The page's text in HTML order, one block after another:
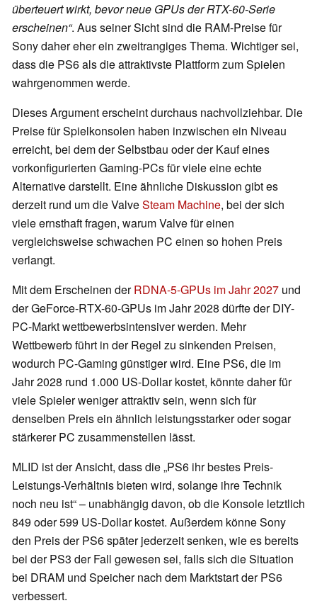
überteuert wirkt, bevor neue GPUs der RTX-60-Serie
erscheinen“. Aus seiner Sicht sind die RAM-Preise für
Sony daher eher ein zweitrangiges Thema. Wichtiger sei,
dass die PS6 als die attraktivste Plattform zum Spielen
wahrgenommen werde.
Dieses Argument erscheint durchaus nachvollziehbar. Die
Preise für Spielkonsolen haben inzwischen ein Niveau
erreicht, bei dem der Selbstbau oder der Kauf eines
vorkonfigurierten Gaming-PCs für viele eine echte
Alternative darstellt. Eine ähnliche Diskussion gibt es
derzeit rund um die ValveSteam Machine, bei der sich
viele ernsthaft fragen, warum Valve für einen
vergleichsweise schwachen PC einen so hohen Preis
verlangt.
Mit dem Erscheinen derRDNA-5-GPUs im Jahr 2027 und
der GeForce-RTX-60-GPUs im Jahr 2028 dürfte der DIY-
PC-Markt wettbewerbsintensiver werden. Mehr
Wettbewerb führt in der Regel zu sinkenden Preisen,
wodurch PC-Gaming günstiger wird. Eine PS6, die im
Jahr 2028 rund 1.000 US-Dollar kostet, könnte daher für
viele Spieler weniger attraktiv sein, wenn sich für
denselben Preis ein ähnlich leistungsstarker oder sogar
stärkerer PC zusammenstellen lässt.
MLID ist der Ansicht, dass die „PS6 ihr bestes Preis-
Leistungs-Verhältnis bieten wird, solange ihre Technik
noch neu ist“ – unabhängig davon, ob die Konsole letztlich
849 oder 599 US-Dollar kostet. Außerdem könne Sony
den Preis der PS6 später jederzeit senken, wie es bereits
bei der PS3 der Fall gewesen sei, falls sich die Situation
bei DRAM und Speicher nach dem Marktstart der PS6
verbessert.